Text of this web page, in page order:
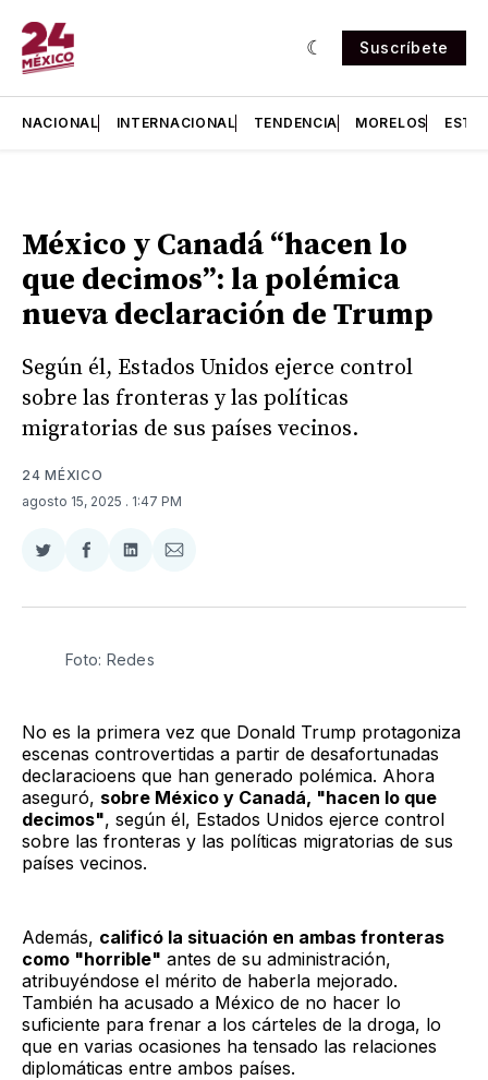
Suscríbete
NACIONAL INTERNACIONAL TENDENCIA MORELOS
México y Canadá “hacen lo
que decimos”: la polémica
nueva declaración de Trump
Según él, Estados Unidos ejerce control
sobre las fronteras y las políticas
migratorias de sus países vecinos.
24 MÉXICO
agosto 15, 2025 . 1:47 PM
Compartir
Twitter
Compartir
Facebook
Compartir
LinkedIn
Compartir
Email
Foto: Redes
No es la primera vez que Donald Trump protagoniza
escenas controvertidas a partir de desafortunadas
declaracioens que han generado polémica. Ahora
aseguró, sobre México y Canadá, "hacen lo que
decimos", según él, Estados Unidos ejerce control
sobre las fronteras y las políticas migratorias de sus
países vecinos.
Además, calificó la situación en ambas fronteras
como "horrible" antes de su administración,
atribuyéndose el mérito de haberla mejorado.
También ha acusado a México de no hacer lo
suficiente para frenar a los cárteles de la droga, lo
que en varias ocasiones ha tensado las relaciones
diplomáticas entre ambos países.